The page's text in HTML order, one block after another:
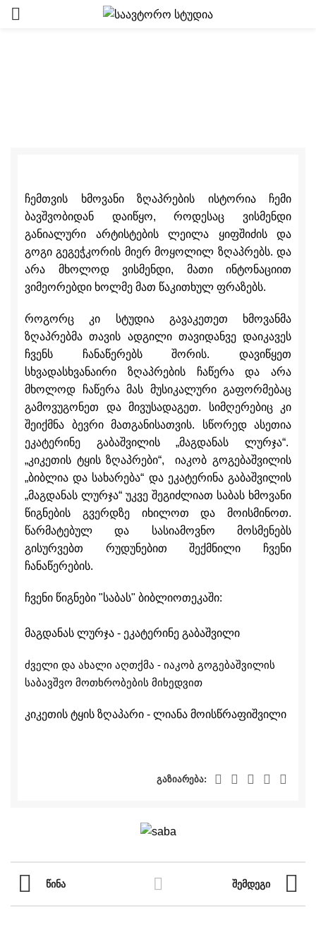
“საავტორო სტუდიის”
ჩემთვის ხმოვანი ზღაპრების ისტორია ჩემი
ბავშვობიდან დაიწყო, როდესაც ვისმენდი
განიალური არტისტების ლეილა ყიფშიძის და
გოგი გეგეჭკორის მიერ მოყოლილ ზღაპრებს. და
არა მხოლოდ ვისმენდი, მათი ინტონაციით
ვიმეორებდი ხოლმე მათ წაკითხულ ფრაზებს.
როგორც კი სტუდია გავაკეთეთ ხმოვანმა
ზღაპრებმა თავის ადგილი თავიდანვე დაიკავეს
ჩვენს ჩანაწერებს შორის. დავიწყეთ
სხვადასხვანაირი ზღაპრების ჩაწერა და არა
მხოლოდ ჩაწერა მას მუსიკალური გაფორმებაც
გამოვუგონეთ და მივუსადაგეთ. სიმღერებიც კი
შეიქმნა ბევრი მათგანისათვის. სწორედ ასეთია
ეკატერინე გაბაშვილის „მაგდანას ლურჯა“.
„კიკეთის ტყის ზღაპრები“, იაკობ გოგებაშვილის
„ბიბლია და სახარება“ და ეკატერინა გაბაშვილის
„მაგდანას ლურჯა“ უკვე შეგიძლიათ საბას ხმოვანი
წიგნების გვერდზე იხილოთ და მოისმინოთ.
წარმატებულ და სასიამოვნო მოსმენებს
გისურვებთ რუდუნებით შექმნილი ჩვენი
ჩანაწერების.
ჩვენი წიგნები "საბას" ბიბლიოთეკაში:
მაგდანას ლურჯა - ეკატერინე გაბაშვილი
ძველი და ახალი აღთქმა - იაკობ გოგებაშვილის
საბავშვო მოთხრობების მიხედვით
კიკეთის ტყის ზღაპარი - ლიანა მოისწრაფიშვილი
გაზიარება:
ᲬᲘᲜᲐ ᲨᲔᲛᲓᲔᲒᲘ